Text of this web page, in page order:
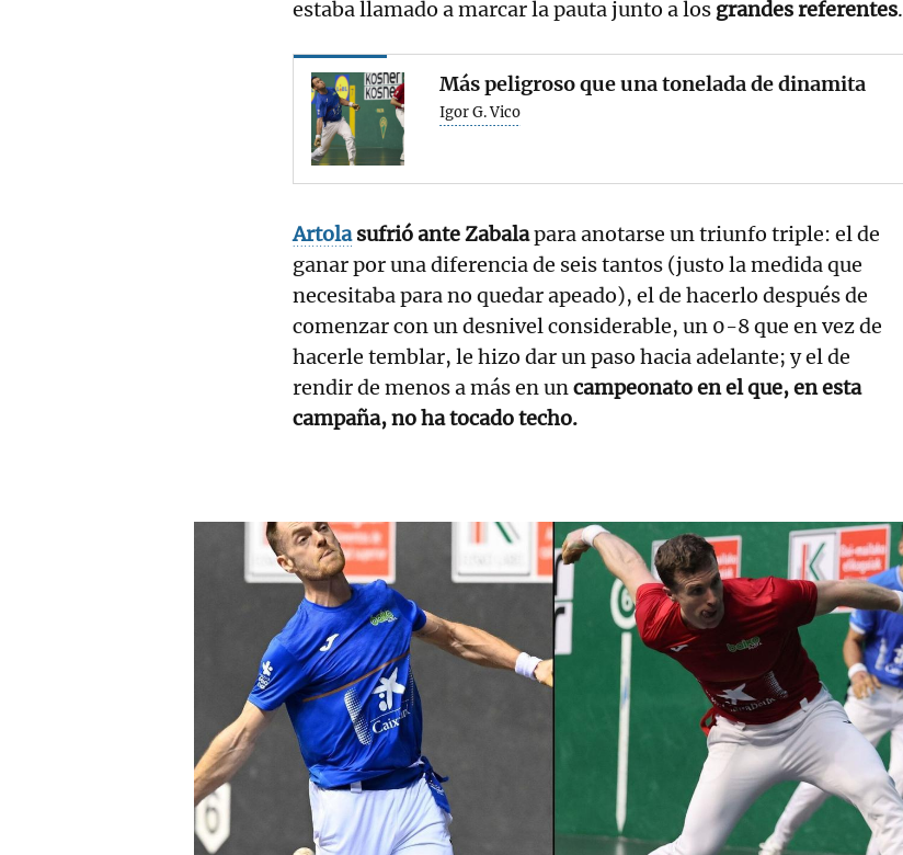
estaba llamado a marcar la pauta junto a los grandes referentes.
Más peligroso que una tonelada de dinamita
Igor G. Vico
Artola sufrió ante Zabalapara anotarse un triunfo triple: el de
ganar por una diferencia de seis tantos (justo la medida que
necesitaba para no quedar apeado), el de hacerlo después de
comenzar con un desnivel considerable, un 0-8 que en vez de
hacerle temblar, le hizo dar un paso hacia adelante; y el de
rendir de menos a más en uncampeonato en el que, en esta
campaña, no ha tocado techo.